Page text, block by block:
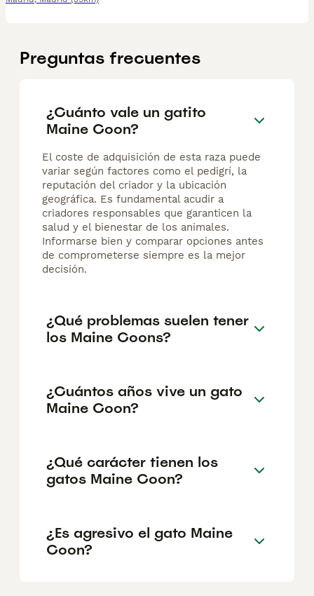
Preguntas frecuentes
¿Cuánto vale un gatito
Maine Coon?
El coste de adquisición de esta raza puede
variar según factores como el pedigrí, la
reputación del criador y la ubicación
geográfica. Es fundamental acudir a
criadores responsables que garanticen la
salud y el bienestar de los animales.
Informarse bien y comparar opciones antes
de comprometerse siempre es la mejor
decisión.
¿Qué problemas suelen tener
los Maine Coons?
¿Cuántos años vive un gato
Maine Coon?
¿Qué carácter tienen los
gatos Maine Coon?
¿Es agresivo el gato Maine
Coon?